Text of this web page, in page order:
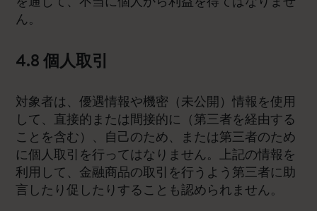
ん。
4.8 個人取引
対象者は、優遇情報や機密（未公開）情報を使用
して、直接的または間接的に（第三者を経由する
ことを含む）、自己のため、または第三者のため
に個人取引を行ってはなりません。上記の情報を
利用して、金融商品の取引を行うよう第三者に助
言したり促したりすることも認められません。